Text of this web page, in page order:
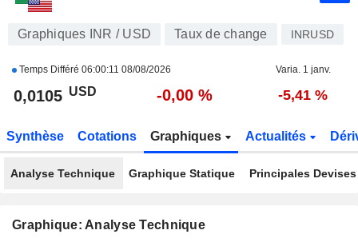
Graphiques INR / USD Taux de change INRUSD
Temps Différé 06:00:11 08/08/2026 Varia. 1 janv.
0,0105 USD -0,00 % -5,41 %
Synthèse Cotations Graphiques Actualités
Analyse Technique Graphique Statique Principales Devises
Graphique: Analyse Technique